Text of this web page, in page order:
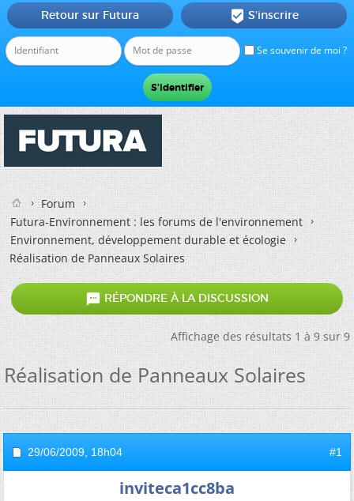
Se souvenir de moi ?
Retour sur Futura  S'inscrire
Forum
Futura-Environnement : les forums de l'environnement
Environnement, développement durable et écologie
Réalisation de Panneaux Solaires
 RÉPONDRE À LA DISCUSSION
Affichage des résultats 1 à 9 sur 9
Réalisation de Panneaux Solaires
29/06/2009, 18h04 #1
inviteca1cc8ba